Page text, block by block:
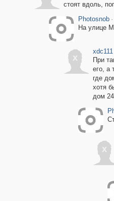
стоят вдоль,
Photosnob ·
На улице
x
xdc111
При
его, а
где
хотя
дом
x